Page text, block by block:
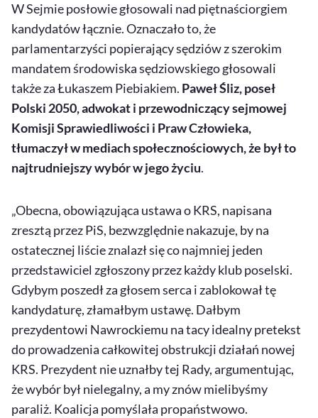
W Sejmie posłowie głosowali nad piętnaściorgiem
kandydatów łącznie. Oznaczało to, że
parlamentarzyści popierający sędziów z szerokim
mandatem środowiska sędziowskiego głosowali
także za Łukaszem Piebiakiem. Paweł Śliz, poseł
Polski 2050, adwokat i przewodniczący sejmowej
Komisji Sprawiedliwości i Praw Człowieka,
tłumaczył w mediach społecznościowych, że był to
najtrudniejszy wybór w jego życiu.
„Obecna, obowiązująca ustawa o KRS, napisana
zresztą przez PiS, bezwzględnie nakazuje, by na
ostatecznej liście znalazł się co najmniej jeden
przedstawiciel zgłoszony przez każdy klub poselski.
Gdybym poszedł za głosem serca i zablokował tę
kandydaturę, złamałbym ustawę. Dałbym
prezydentowi Nawrockiemu na tacy idealny pretekst
do prowadzenia całkowitej obstrukcji działań nowej
KRS. Prezydent nie uznałby tej Rady, argumentując,
że wybór był nielegalny, a my znów mielibyśmy
paraliż. Koalicja pomyślała propaństwowo.